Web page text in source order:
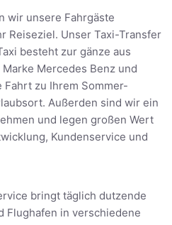
wir unsere Fahrgäste
Reiseziel. Unser Taxi-Transfer
besteht zur gänze aus
Mercedes Benz und
zu Ihrem Sommer-
Außerden sind wir ein
und legen großen Wert
Kundenservice und
bringt täglich dutzende
Flughafen in verschiedene